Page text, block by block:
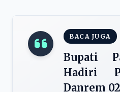
BACA JUGA
Bupati
Hadiri
Danrem